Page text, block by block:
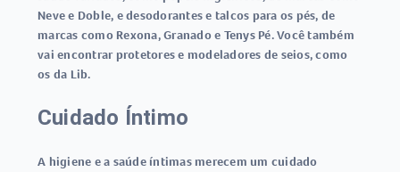
Neve e Doble, e desodorantes e talcos para os pés, de
marcas como Rexona, Granado e Tenys Pé. Você também
vai encontrar protetores e modeladores de seios, como
os da Lib.
Cuidado Íntimo
A higiene e a saúde íntimas merecem um cuidado